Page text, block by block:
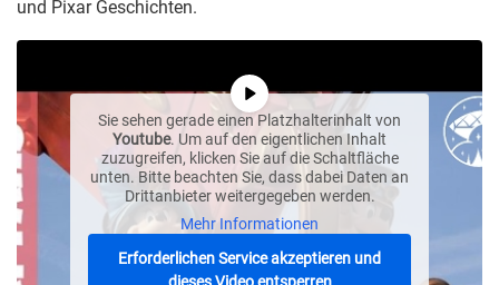
und Pixar Geschichten.
Sie sehen gerade einen Platzhalterinhalt von
Youtube. Um auf den eigentlichen Inhalt
zuzugreifen, klicken Sie auf die Schaltfläche
unten. Bitte beachten Sie, dass dabei Daten an
Drittanbieter weitergegeben werden.
Mehr Informationen
Erforderlichen Service akzeptieren und
dieses Video entsperren